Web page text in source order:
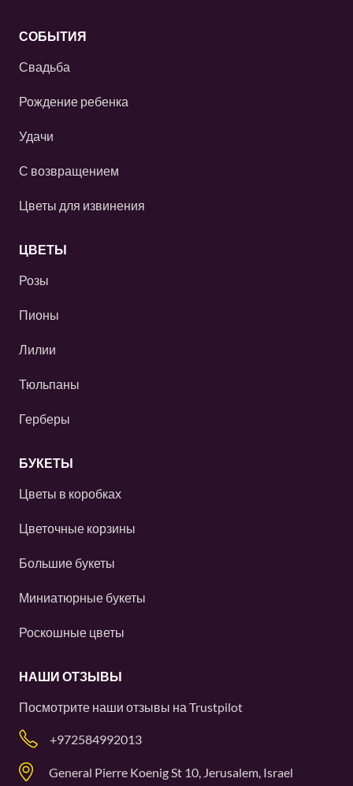
СОБЫТИЯ
Свадьба
Рождение ребенка
Удачи
С возвращением
Цветы для извинения
ЦВЕТЫ
Розы
Пионы
Лилии
Тюльпаны
Герберы
БУКЕТЫ
Цветы в коробках
Цветочные корзины
Большие букеты
Миниатюрные букеты
Роскошные цветы
НАШИ ОТЗЫВЫ
Посмотрите наши отзывы на Trustpilot
+972584992013
General Pierre Koenig St 10, Jerusalem, Israel